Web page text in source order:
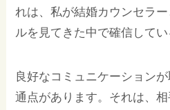
れは、私が結婚カウンセラ
ルを見てきた中で確信してい
良好なコミュニケーション
通点があります。それは、